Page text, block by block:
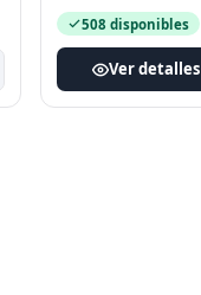
508 disponibles
Ver detalles